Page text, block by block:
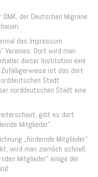
der Deutschen Migräne
das Impressum
Vereines. Dort wird man
dieser Institution eine
ist das dort
Stadt
norddeutschen Stadt eine
gibt es dort
Mitglieder“.
„fördernde Mitglieder“
wird man ziemlich schnell,
Mitglieder“ einige der